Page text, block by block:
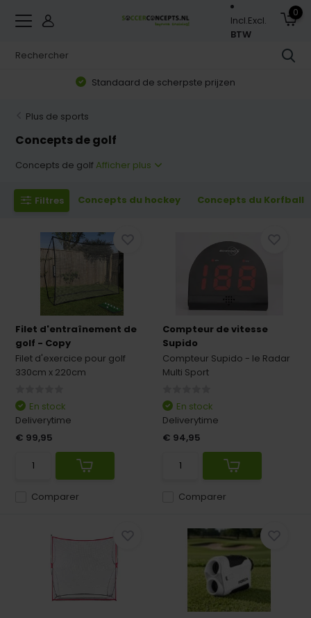
Incl.Excl.
BTW
0
Standaard de scherpste prijzen
Plus de sports
Concepts de golf
Concepts de golf Afficher plus
Filtres Concepts du hockey Concepts du Korfball
Filet d'entraînement de
golf - Copy
Filet d'exercice pour golf
330cm x 220cm
Comparer
En stock
Deliverytime
€ 99,95
Compteur de vitesse
Supido
Compteur Supido - le Radar
Multi Sport
Comparer
En stock
Deliverytime
€ 94,95